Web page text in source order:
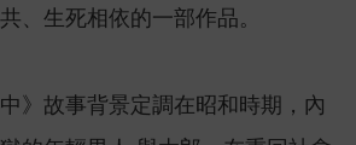
、生死相依的一部作品。
》故事背景定調在昭和時期，內